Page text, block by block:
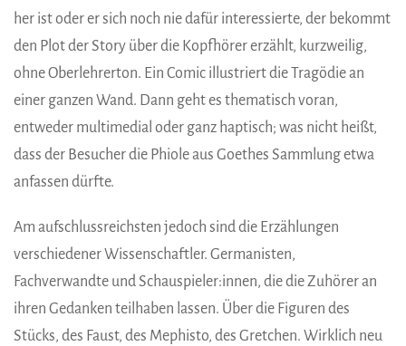
her ist oder er sich noch nie dafür interessierte, der bekommt
den Plot der Story über die Kopfhörer erzählt, kurzweilig,
ohne Oberlehrerton. Ein Comic illustriert die Tragödie an
einer ganzen Wand. Dann geht es thematisch voran,
entweder multimedial oder ganz haptisch; was nicht heißt,
dass der Besucher die Phiole aus Goethes Sammlung etwa
anfassen dürfte.
Am aufschlussreichsten jedoch sind die Erzählungen
verschiedener Wissenschaftler. Germanisten,
Fachverwandte und Schauspieler:innen, die die Zuhörer an
ihren Gedanken teilhaben lassen. Über die Figuren des
Stücks, des Faust, des Mephisto, des Gretchen. Wirklich neu